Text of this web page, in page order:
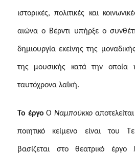
ιστορικές, πολιτικές και
αιώνα ο Βέρντι υπήρξε ο
δημιουργία εκείνης της
της μουσικής κατά την οποία
ταυτόχρονα λαϊκή.
To έργο ΟΝαμπούκκο
ποιητικό κείμενο είναι του
βασίζεται στο θεατρικό έργο